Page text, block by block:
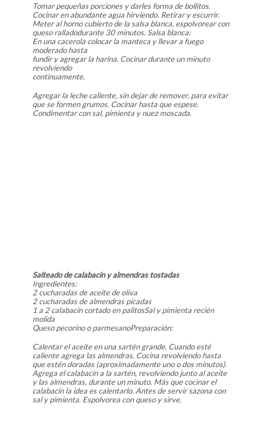
Tomar pequeñas porciones y darles forma de bollitos.
Cocinar en abundante agua hirviendo. Retirar y escurrir.
Meter al horno cubierto de la salsa blanca, espolvorear con
queso ralladodurante 30 minutos. Salsa blanca:
En una cacerola colocar la manteca y llevar a fuego
moderado hasta
fundir y agregar la harina. Cocinar durante un minuto
revolviendo
continuamente.
Agregar la leche caliente, sin dejar de remover, para evitar
que se formen grumos. Cocinar hasta que espese.
Condimentar con sal, pimienta y nuez moscada.
Salteado de calabacín y almendras tostadas
Ingredientes:
2 cucharadas de aceite de oliva
2 cucharadas de almendras picadas
1 a 2 calabacín cortado en palitosSal y pimienta recién
molida
Queso pecorino o parmesanoPreparación:
Calentar el aceite en una sartén grande. Cuando esté
caliente agrega las almendras. Cocina revolviendo hasta
que estén doradas (aproximadamente uno o dos minutos).
Agrega el calabacín a la sartén, revolviendo junto al aceite
y las almendras, durante un minuto. Más que cocinar el
calabacín la idea es calentarlo. Antes de servir sazona con
sal y pimienta. Espolvorea con queso y sirve.